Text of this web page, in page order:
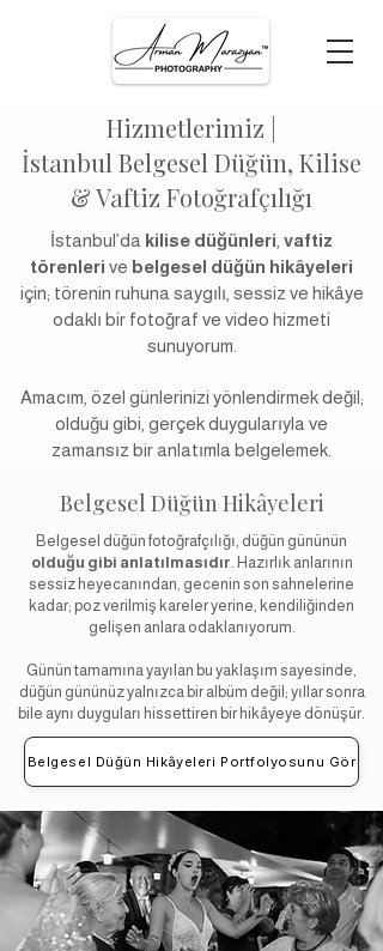
Hizmetlerimiz |
İstanbul Belgesel Düğün, Kilise
& Vaftiz Fotoğrafçılığı
İstanbul’da kilise düğünleri vaftiz
törenleri ve belgesel düğün hikâyeleri
için; törenin ruhuna saygılı, sessiz ve hikâye
odaklı bir fotoğraf ve video hizmeti
sunuyorum.
Amacım, özel günlerinizi yönlendirmek değil;
olduğu gibi, gerçek duygularıyla ve
zamansız bir anlatımla belgelemek.
Belgesel Düğün Hikâyeleri
Belgesel düğün fotoğrafçılığı, düğün gününün
olduğu gibi anlatılmasıdır. Hazırlık anlarının
sessiz heyecanından, gecenin son sahnelerine
kadar; poz verilmiş kareler yerine, kendiliğinden
gelişen anlara odaklanıyorum.
Günün tamamına yayılan bu yaklaşım sayesinde,
düğün gününüz yalnızca bir albüm değil; yıllar sonra
bile aynı duyguları hissettiren bir hikâyeye dönüşür.
Belgesel Düğün Hikâyeleri Portfolyosunu Gör